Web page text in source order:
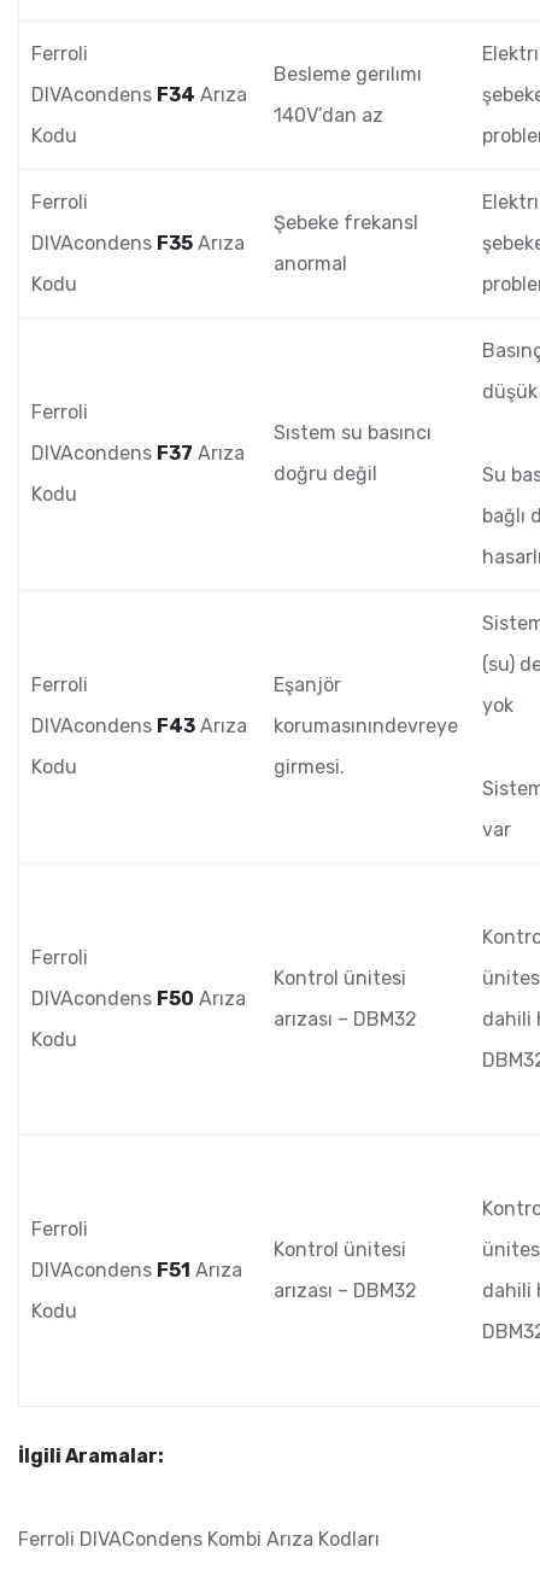
Ferroli
DIVAcondens F34 Arıza
Kodu
Besleme gerılımı
140V’dan az
Ferroli
DIVAcondens F35 Arıza
Kodu
Şebeke frekansI
anormal
Ferroli
DIVAcondens F37 Arıza
Kodu
Sıstem su basıncı
doğru değil
düşük
Su
bağlı
Ferroli
DIVAcondens F43 Arıza
Kodu
Eşanjör
korumasınındevreye
girmesi.
(su)
yok
var
Ferroli
DIVAcondens F50 Arıza
Kodu
Kontrol ünitesi
arızası – DBM32
dahili
Ferroli
DIVAcondens F51 Arıza
Kodu
Kontrol ünitesi
arızası – DBM32
dahili
İlgili Aramalar:
Ferroli DIVACondens Kombi Arıza Kodları